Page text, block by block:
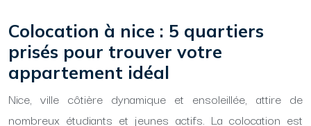
Colocation à nice : 5 quartiers
prisés pour trouver votre
appartement idéal
Nice, ville côtière dynamique et ensoleillée, attire de
nombreux étudiants et jeunes actifs. La colocation est